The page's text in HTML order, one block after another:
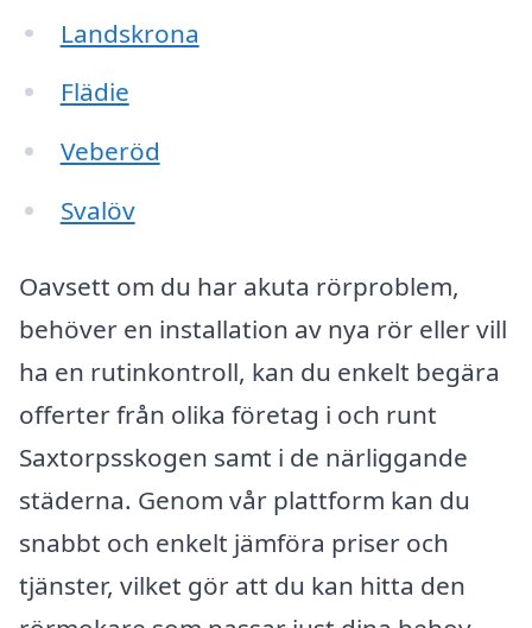
Landskrona
Flädie
Veberöd
Svalöv
Oavsett om du har akuta rörproblem,
behöver en installation av nya rör eller vill
ha en rutinkontroll, kan du enkelt begära
offerter från olika företag i och runt
Saxtorpsskogen samt i de närliggande
städerna. Genom vår plattform kan du
snabbt och enkelt jämföra priser och
tjänster, vilket gör att du kan hitta den